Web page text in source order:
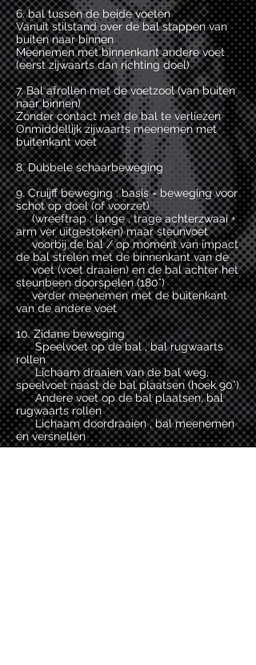
6. bal tussen de beide voeten
Vanuit stilstand over de bal stappen van
buiten naar binnen
Meenemen met binnenkant andere voet
(eerst zijwaarts dan richting doel)
7. Bal afrollen met de voetzool (van buiten
naar binnen)
Zonder contact met de bal te verliezen
Onmiddellijk zijwaarts meenemen met
buitenkant voet
8. Dubbele schaarbeweging
9. Cruijff beweging : basis = beweging voor
schot op doel (of voorzet)
(wreeftrap : lange , trage achterzwaai +
arm ver uitgestoken) maar steunvoet
voorbij de bal / op moment van impact
de bal strelen met de binnenkant van de
voet (voet draaien) en de bal achter het
steunbeen doorspelen (180°)
verder meenemen met de buitenkant
van de andere voet
10. Zidane beweging
Speelvoet op de bal , bal rugwaarts
rollen
Lichaam draaien van de bal weg,
speelvoet naast de bal plaatsen (hoek 90°)
Andere voet op de bal plaatsen, bal
rugwaarts rollen
Lichaam doordraaien , bal meenemen
en versnellen